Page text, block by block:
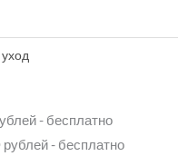
- бесплатно
- бесплатно